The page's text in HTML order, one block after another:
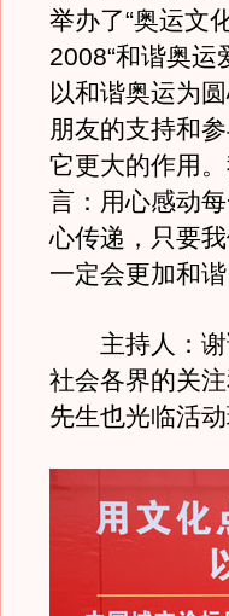
举办了“奥运文
2008“和谐奥运
以和谐奥运为
朋友的支持和
它更大的作用
言：用心感动
心传递，只要
一定会更加和
主持人：谢
社会各界的关
先生也光临活